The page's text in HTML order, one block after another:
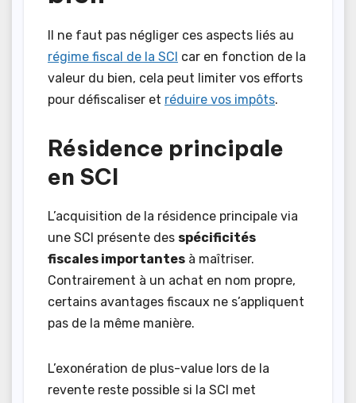
Il ne faut pas négliger ces aspects liés au
régime fiscal de la SCI car en fonction de la
valeur du bien, cela peut limiter vos efforts
pour défiscaliser et réduire vos impôts.
Résidence principale
en SCI
L’acquisition de la résidence principale via
une SCI présente des spécificités
fiscales importantes à maîtriser.
Contrairement à un achat en nom propre,
certains avantages fiscaux ne s’appliquent
pas de la même manière.
L’exonération de plus-value lors de la
revente reste possible si la SCI met